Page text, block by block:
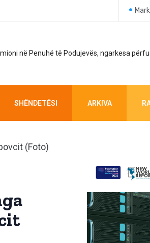
në Penuhë të Podujevës, ngarkesa
SHËNDETËSI ARKIVA